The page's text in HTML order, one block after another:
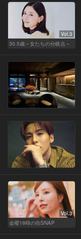
Vol.3
30.5歳～女たちの分岐点～
Vol.3
金曜19時の街SNAP